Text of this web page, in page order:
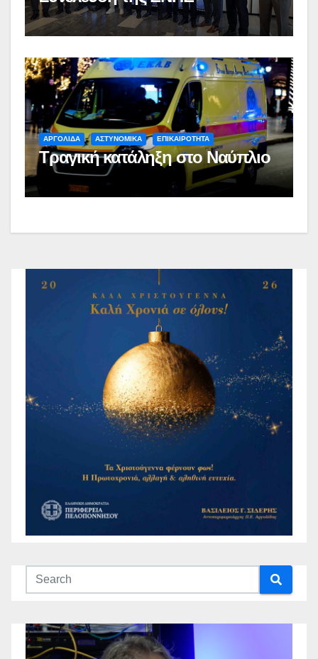
ΑΡΓΟΛΙΔΑ ΑΣΤΥΝΟΜΙΚΑ ΕΠΙΚΑΙΡΟΤΗΤΑ
Τραγική κατάληξη στο Ναύπλιο